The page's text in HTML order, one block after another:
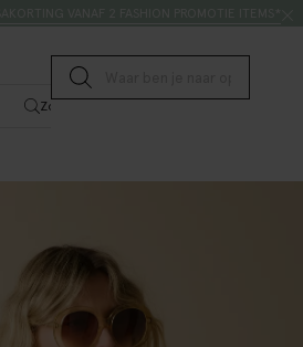
Submit search
Zoeken